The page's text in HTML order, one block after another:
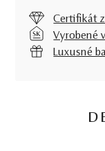
Certifikát
Vyrobené
Luxusné